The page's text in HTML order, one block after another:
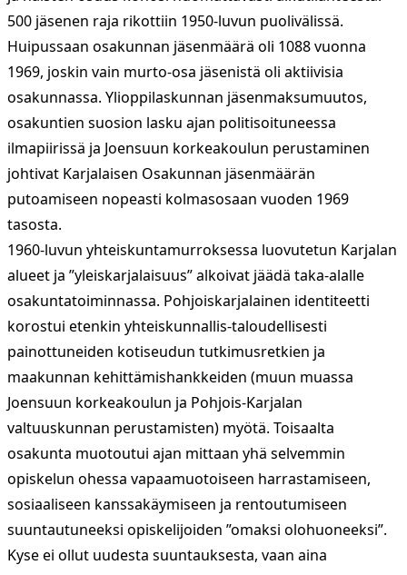
500 jäsenen raja rikottiin 1950-luvun puolivälissä.
Huipussaan osakunnan jäsenmäärä oli 1088 vuonna
1969, joskin vain murto-osa jäsenistä oli aktiivisia
osakunnassa. Ylioppilaskunnan jäsenmaksumuutos,
osakuntien suosion lasku ajan politisoituneessa
ilmapiirissä ja Joensuun korkeakoulun perustaminen
johtivat Karjalaisen Osakunnan jäsenmäärän
putoamiseen nopeasti kolmasosaan vuoden 1969
tasosta.
1960-luvun yhteiskuntamurroksessa luovutetun Karjalan
alueet ja ”yleiskarjalaisuus” alkoivat jäädä taka-alalle
osakuntatoiminnassa. Pohjoiskarjalainen identiteetti
korostui etenkin yhteiskunnallis-taloudellisesti
painottuneiden kotiseudun tutkimusretkien ja
maakunnan kehittämishankkeiden (muun muassa
Joensuun korkeakoulun ja Pohjois-Karjalan
valtuuskunnan perustamisten) myötä. Toisaalta
osakunta muotoutui ajan mittaan yhä selvemmin
opiskelun ohessa vapaamuotoiseen harrastamiseen,
sosiaaliseen kanssakäymiseen ja rentoutumiseen
suuntautuneeksi opiskelijoiden ”omaksi olohuoneeksi”.
Kyse ei ollut uudesta suuntauksesta, vaan aina